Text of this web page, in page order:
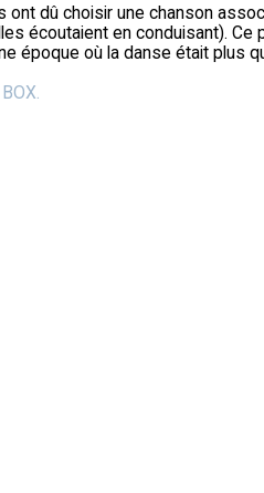
ont dû choisir une chanson
écoutaient en conduisant).
époque où la danse était plus